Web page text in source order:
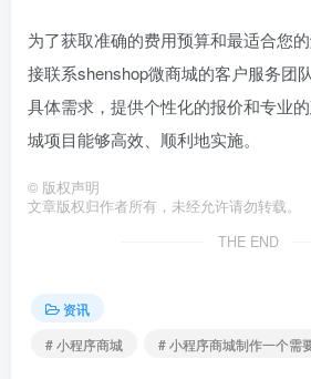
为了获取准确的费用预算和最适合您
接联系shenshop微商城的客户服务团
具体需求，提供个性化的报价和专业
城项目能够高效、顺利地实施。
© 版权声明
文章版权归作者所有，未经允许请勿转载。
THE END
资讯
# 小程序商城
# 小程序商城制作一个需